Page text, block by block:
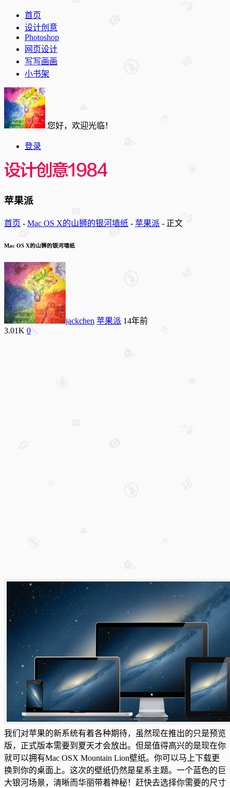
首页
设计创意
Photoshop
网页设计
写写画画
小书架
您好，欢迎光临！
登录
苹果派
首页 - Mac OS X的山狮的银河墙纸 - 苹果派 - 正文
Mac OS X的山狮的银河墙纸
jackchen 苹果派 14年前
3.01K 0
我们对苹果的新系统有着各种期待，虽然现在推出的只是预览
版，正式版本需要到夏天才会放出。但是值得高兴的是现在你
就可以拥有Mac OSX Mountain Lion壁纸。你可以马上下载更
换到你的桌面上。这次的壁纸仍然是星系主题。一个蓝色的巨
大银河场景，清晰而华丽带着神秘！赶快去选择你需要的尺寸